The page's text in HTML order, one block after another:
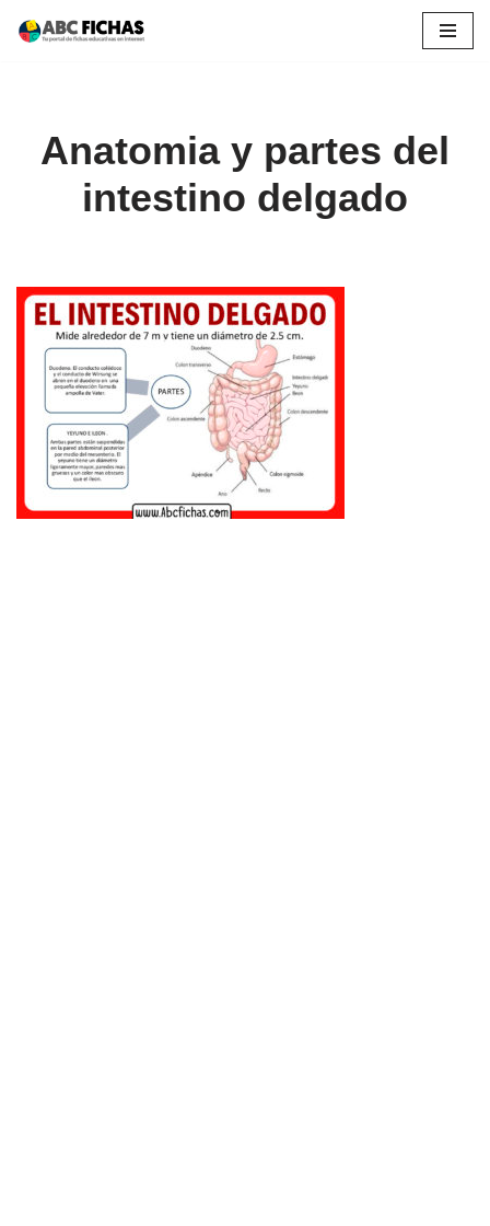
Anatomia y partes del
intestino delgado